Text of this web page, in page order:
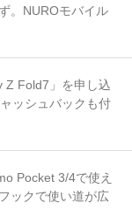
。NUROモバイル
Z Fold7」を申し込
ッシュバックも付
Pocket 3/4で使え
ックで使い道が広